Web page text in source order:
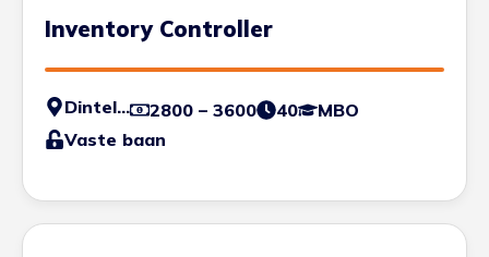
Inventory Controller
Dinteloord 2800 – 3600 40
MBO
Vaste baan